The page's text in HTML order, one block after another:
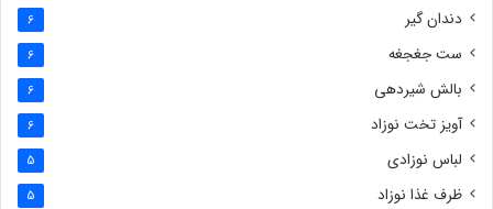
دندان گیر 6
ست جغجغه 6
بالش شیردهی 6
آویز تخت نوزاد 6
لباس نوزادی 5
ظرف غذا نوزاد 5